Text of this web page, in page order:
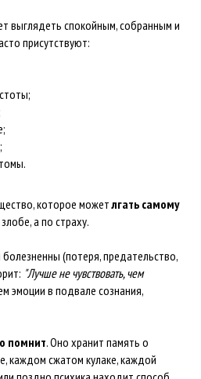
выглядеть спокойным, собранным и
присутствуют:
которое можетлгать самому
а по страху.
(потеря, предательство,
"Лучше не чувствовать, чем
эмоции в подвале сознания,
помнит. Оно хранит память о
каждом сжатом кулаке, каждой